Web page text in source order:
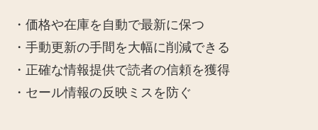
・価格や在庫を自動で最新に保つ
・手動更新の手間を大幅に削減できる
・正確な情報提供で読者の信頼を獲得
・セール情報の反映ミスを防ぐ